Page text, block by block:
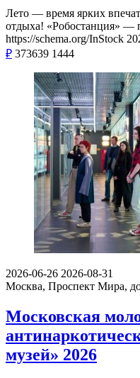
Лето — время ярких
отдыха! «Робостанция» —
https://schema.org/InStock
₽ 373639 1444
2026-06-26 2026-08-31
Москва, Проспект Мира,
Московская
музей» 2026